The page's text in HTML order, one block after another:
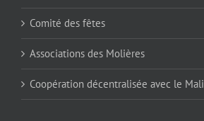
Comité des fêtes
Associations des Molières
Coopération décentralisée avec le Mali